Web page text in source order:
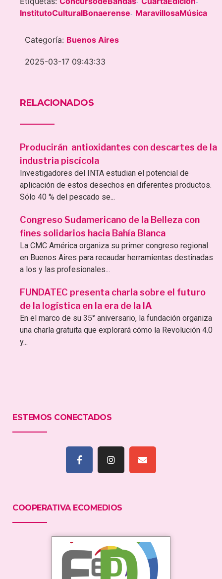
- -
InstitutoCulturalBonaerense- MaravillosaMúsica
Categoría: Buenos Aires
2025-03-17 09:43:33
RELACIONADOS
Producirán antioxidantes con descartes de la
industria piscícola
Investigadores del INTA estudian el potencial de
aplicación de estos desechos en diferentes productos.
Sólo 40 % del pescado se...
Congreso Sudamericano de la Belleza con
fines solidarios hacia Bahía Blanca
La CMC América organiza su primer congreso regional
en Buenos Aires para recaudar herramientas destinadas
a los y las profesionales...
FUNDATEC presenta charla sobre el futuro
de la logística en la era de la IA
En el marco de su 35° aniversario, la fundación organiza
una charla gratuita que explorará cómo la Revolución 4.0
y...
ESTEMOS CONECTADOS
COOPERATIVA ECOMEDIOS